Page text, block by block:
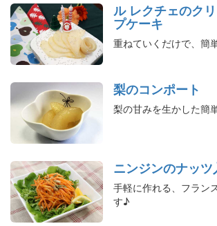
ル レクチェのク
プケーキ
重ねていくだけで、簡
梨のコンポート
梨の甘みを生かした簡
ニンジンのナッ
手軽に作れる、フラン
す♪